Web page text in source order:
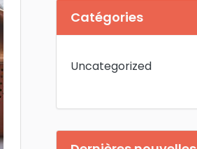
Catégories
Uncategorized